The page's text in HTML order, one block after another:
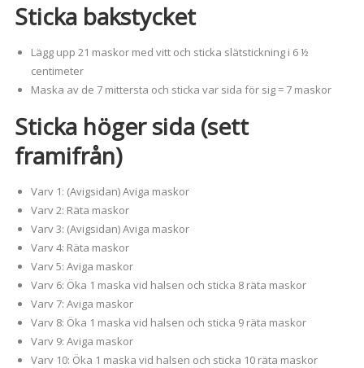
Sticka bakstycket
Lägg upp 21 maskor med vitt och sticka slätstickning i 6 ½
centimeter
Maska av de 7 mittersta och sticka var sida för sig = 7 maskor
Sticka höger sida (sett
framifrån)
Varv 1: (Avigsidan) Aviga maskor
Varv 2: Räta maskor
Varv 3: (Avigsidan) Aviga maskor
Varv 4: Räta maskor
Varv 5: Aviga maskor
Varv 6: Öka 1 maska vid halsen och sticka 8 räta maskor
Varv 7: Aviga maskor
Varv 8: Öka 1 maska vid halsen och sticka 9 räta maskor
Varv 9: Aviga maskor
Varv 10: Öka 1 maska vid halsen och sticka 10 räta maskor